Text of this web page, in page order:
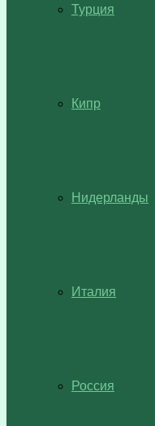
Турция
Кипр
Нидерланды
Италия
Россия